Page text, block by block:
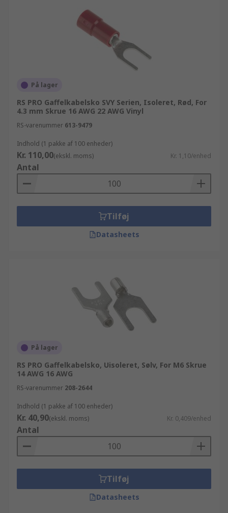
På lager
RS PRO Gaffelkabelsko SVY Serien, Isoleret, Rød, For
4.3 mm Skrue 16 AWG 22 AWG Vinyl
RS-varenummer 613-9479
Indhold (1 pakke af 100 enheder)
Kr. 110,00(ekskl. moms) Kr. 1,10/enhed
Antal
Tilføj
Datasheets
På lager
RS PRO Gaffelkabelsko, Uisoleret, Sølv, For M6 Skrue
14 AWG 16 AWG
RS-varenummer 208-2644
Indhold (1 pakke af 100 enheder)
Kr. 40,90(ekskl. moms) Kr. 0,409/enhed
Antal
Tilføj
Datasheets